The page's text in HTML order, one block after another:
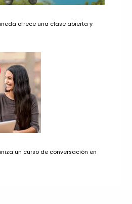
ofrece una clase abierta y
un curso de conversación en